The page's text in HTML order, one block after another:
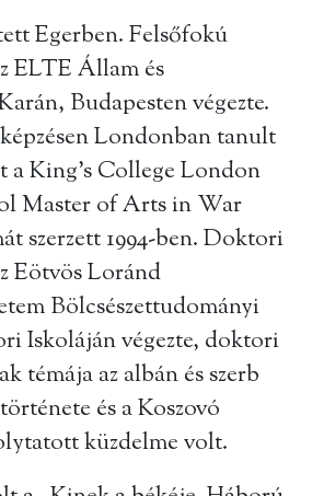
Egerben. Felsőfokú
ELTE Állam és
Budapesten végezte.
Londonban tanult
a King’s College London
Master of Arts in War
szerzett 1994-ben. Doktori
Eötvös Loránd
Bölcsészettudományi
Iskoláján végezte, doktori
témája az albán és szerb
és a Koszovó
küzdelme volt.